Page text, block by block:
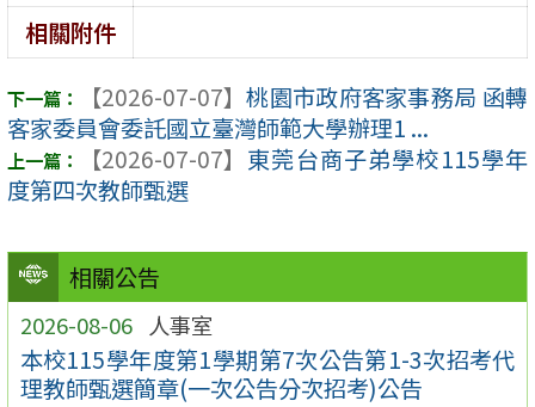
相關公告
2026-08-06 人事室
本校115學年度第1學期第7次公告第1-3次招考代
理教師甄選簡章(一次公告分次招考)公告
相關附件
【2026-07-07】 桃園市政府客家事務局 函轉
客家委員會委託國立臺灣師範大學辦理1 ...
【2026-07-07】 東莞台商子弟學校115學年
度第四次教師甄選